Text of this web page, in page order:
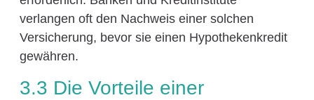
verlangen oft den Nachweis einer solchen
Versicherung, bevor sie einen Hypothekenkredit
gewähren.
3.3 Die Vorteile einer